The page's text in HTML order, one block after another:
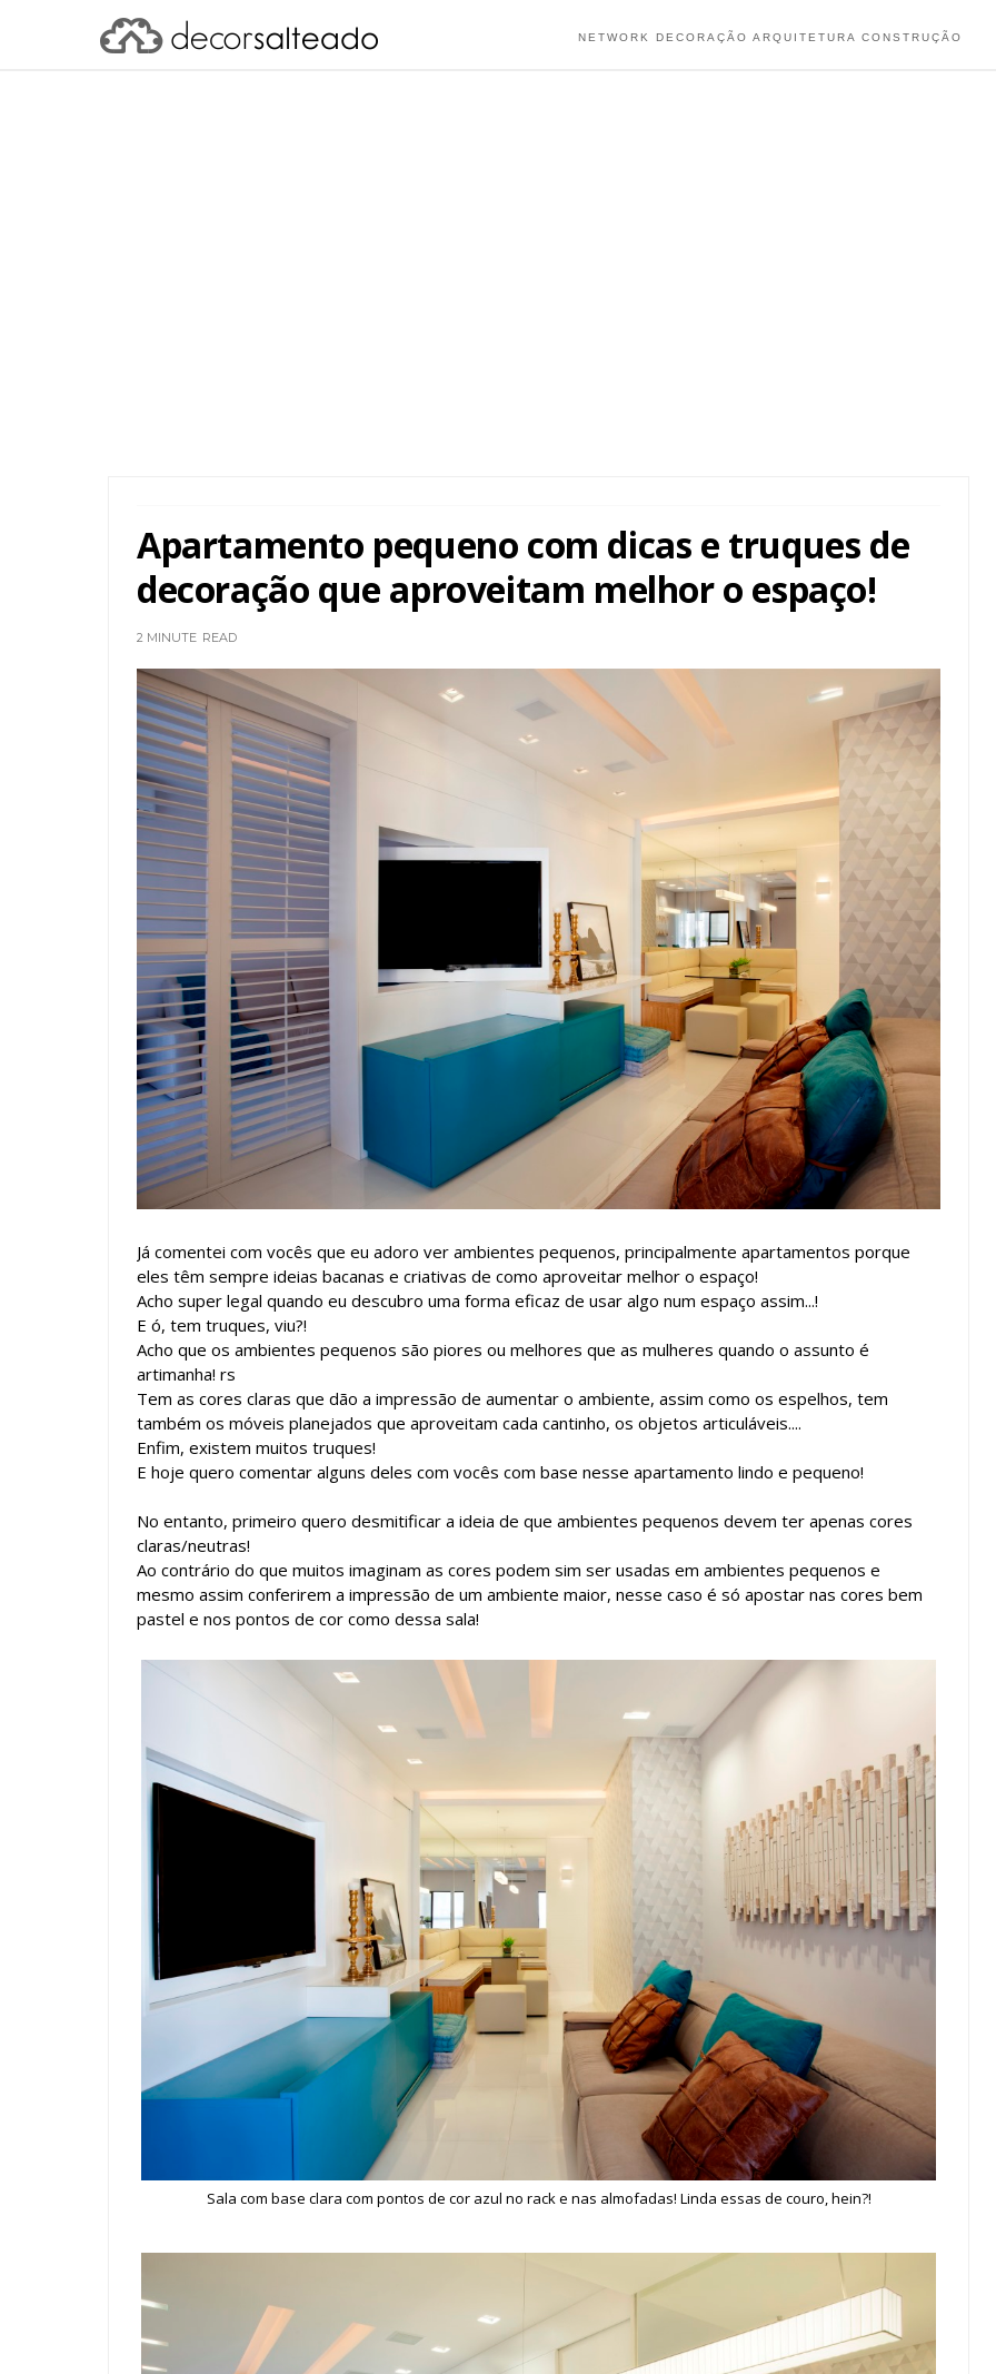
NETWORK DECORAÇÃO ARQUITETURA CONSTRUÇÃO
Apartamento pequeno com dicas e truques de
decoração que aproveitam melhor o espaço!
2 MINUTE READ
Já comentei com vocês que eu adoro ver ambientes pequenos, principalmente apartamentos porque
eles têm sempre ideias bacanas e criativas de como aproveitar melhor o espaço!
Acho super legal quando eu descubro uma forma eficaz de usar algo num espaço assim...!
E ó, tem truques, viu?!
Acho que os ambientes pequenos são piores ou melhores que as mulheres quando o assunto é
artimanha! rs
Tem as cores claras que dão a impressão de aumentar o ambiente, assim como os espelhos, tem
também os móveis planejados que aproveitam cada cantinho, os objetos articuláveis....
Enfim, existem muitos truques!
E hoje quero comentar alguns deles com vocês com base nesse apartamento lindo e pequeno!
No entanto, primeiro quero desmitificar a ideia de que ambientes pequenos devem ter apenas cores
claras/neutras!
Ao contrário do que muitos imaginam as cores podem sim ser usadas em ambientes pequenos e
mesmo assim conferirem a impressão de um ambiente maior, nesse caso é só apostar nas cores bem
pastel e nos pontos de cor como dessa sala!
Sala com base clara com pontos de cor azul no rack e nas almofadas! Linda essas de couro, hein?!